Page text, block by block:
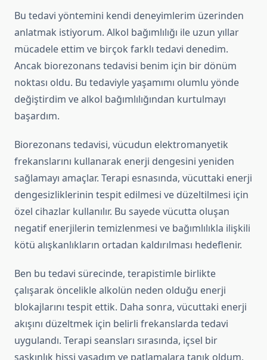
Bu tedavi yöntemini kendi deneyimlerim üzerinden
anlatmak istiyorum. Alkol bağımlılığı ile uzun yıllar
mücadele ettim ve birçok farklı tedavi denedim.
Ancak biorezonans tedavisi benim için bir dönüm
noktası oldu. Bu tedaviyle yaşamımı olumlu yönde
değiştirdim ve alkol bağımlılığından kurtulmayı
başardım.
Biorezonans tedavisi, vücudun elektromanyetik
frekanslarını kullanarak enerji dengesini yeniden
sağlamayı amaçlar. Terapi esnasında, vücuttaki enerji
dengesizliklerinin tespit edilmesi ve düzeltilmesi için
özel cihazlar kullanılır. Bu sayede vücutta oluşan
negatif enerjilerin temizlenmesi ve bağımlılıkla ilişkili
kötü alışkanlıkların ortadan kaldırılması hedeflenir.
Ben bu tedavi sürecinde, terapistimle birlikte
çalışarak öncelikle alkolün neden olduğu enerji
blokajlarını tespit ettik. Daha sonra, vücuttaki enerji
akışını düzeltmek için belirli frekanslarda tedavi
uygulandı. Terapi seansları sırasında, içsel bir
şaşkınlık hissi yaşadım ve patlamalara tanık oldum.